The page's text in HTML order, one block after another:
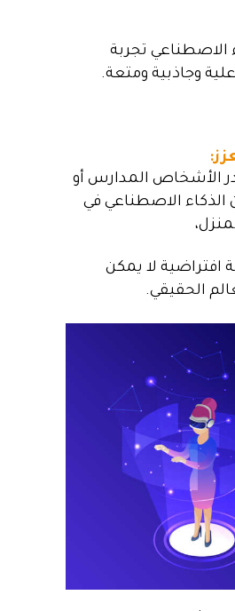
تجربة
وجاذبية ومتعة.
الأشخاص المدارس أو
الذكاء الاصطناعي في
افتراضية لا يمكن
الحقيقي.